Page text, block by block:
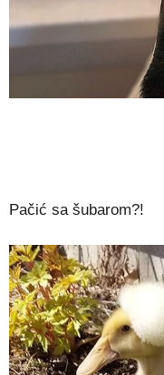
Pačić sa šubarom?!